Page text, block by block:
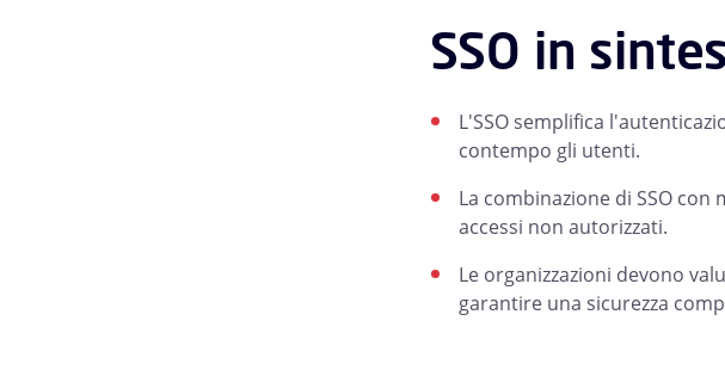
SSO in
L'SSO semplifica
contempo gli utenti.
La combinazione di SSO
accessi non autorizzati.
Le organizzazioni devono
garantire una sicurezza